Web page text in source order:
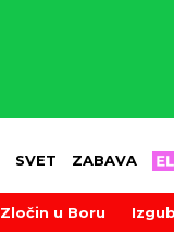
SVET ZABAVA
Zločin u Boru